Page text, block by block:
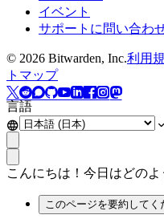
イベント
サポートに問い合わ
© 2026 Bitwarden, Inc.利用
トマップ
言語
こんにちは！今日はどの
このページを要約してく